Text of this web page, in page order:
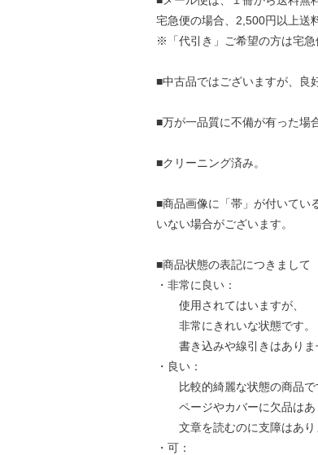
宅急便の場合、2,500円以上送
※「代引き」ご希望の方は宅急
■中古品ではございますが、良
■万が一品質に不備が有った場
■クリーニング済み。
■商品画像に「帯」が付いてい
いない場合がございます。
■商品状態の表記につきまして
・非常に良い：
使用されてはいますが、
非常にきれいな状態です。
書き込みや線引きはありま
・良い：
比較的綺麗な状態の商品で
ページやカバーに欠品はあ
文章を読むのに支障はあり
・可：